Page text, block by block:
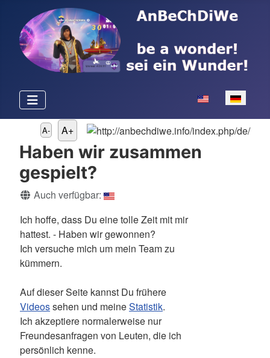
Sprache
A- A+
Haben wir zusammen
gespielt?
Details
Auch verfügbar:
Ich hoffe, dass Du eine tolle Zeit mit mir
hattest. - Haben wir gewonnen?
Ich versuche mich um mein Team zu
kümmern.
Auf dieser Seite kannst Du frühere
Videossehen und meineStatistik.
Ich akzeptiere normalerweise nur
Freundesanfragen von Leuten, die ich
persönlich kenne.